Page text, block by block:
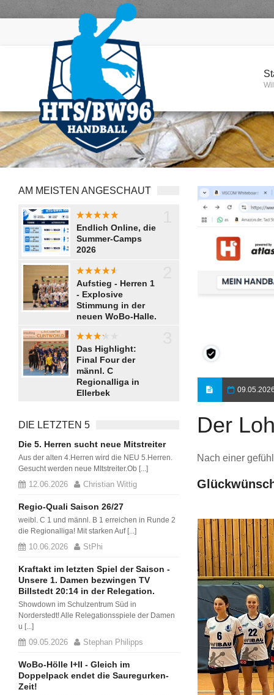
AM MEISTEN ANGESCHAUT
aaaaaaaa
Endlich Online, die
Summer-Camps
2026
aaaaaaa
Aufstieg - Herren 1
- Explosive
Stimmung in der
neuen WoBo-Halle.
aaaaa
Das Highlight:
Final Four der
männl. C
Regionalliga in
Ellerbek
DIE LETZTEN 5
Die 5. Herren sucht neue Mitstreiter
Aus der alten 4.Herren wird die NEU 5.Herren.
Gesucht werden neue MItstreiter.Ob [...]
12.06.2026 Christian Wittig
Regio-Quali Saison 26/27
weibl. C 1 und männl. B 1 erreichen in Runde 2
die Regionalliga! Mit starken Auf [...]
10.06.2026 StPhi
Kraftakt im letzten Spiel der Saison -
Unsere 1. Damen bezwingen TV
Billstedt 20:14 in der Relegation.
Showdown im Schulzentrum Süd in
Norderstedt! Alle Relegationsspiele der Damen
u [...]
09.05.2026 Stephan Philipps
WoBo-Hölle I+II - Gleich im
Doppelpack endet die Sauregurken-
Zeit!
Der
Nach einer